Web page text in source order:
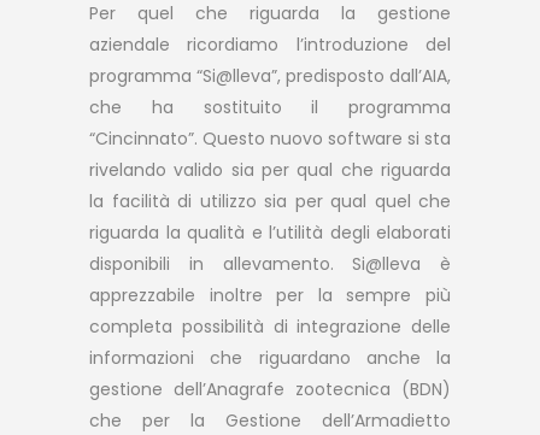
Per quel che riguarda la gestione
aziendale ricordiamo l’introduzione del
programma “Si@lleva”, predisposto dall’AIA,
che ha sostituito il programma
“Cincinnato”. Questo nuovo software si sta
rivelando valido sia per qual che riguarda
la facilità di utilizzo sia per qual quel che
riguarda la qualità e l’utilità degli elaborati
disponibili in allevamento. Si@lleva è
apprezzabile inoltre per la sempre più
completa possibilità di integrazione delle
informazioni che riguardano anche la
gestione dell’Anagrafe zootecnica (BDN)
che per la Gestione dell’Armadietto